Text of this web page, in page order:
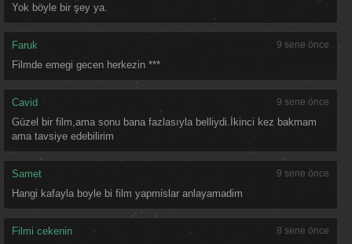
Yok böyle bir şey ya.
Faruk 9 sene önce
Filmde emegi gecen herkezin ***
Cavid 9 sene önce
Güzel bir film,ama sonu bana fazlasıyla belliydi.İkinci kez bakmam
ama tavsiye edebilirim
Samet 9 sene önce
Hangi kafayla boyle bi film yapmislar anlayamadim
Filmi cekenin 8 sene önce